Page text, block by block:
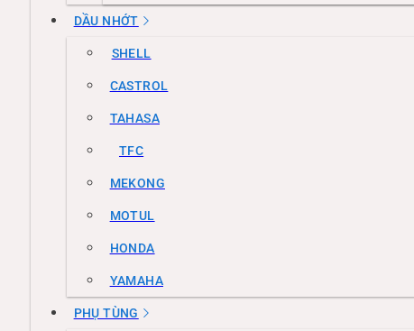
DẦU NHỚT
SHELL
CASTROL
TAHASA
TFC
MEKONG
MOTUL
HONDA
YAMAHA
PHỤ TÙNG